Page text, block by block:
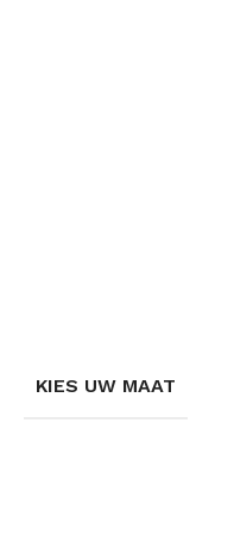
KIES UW MAAT